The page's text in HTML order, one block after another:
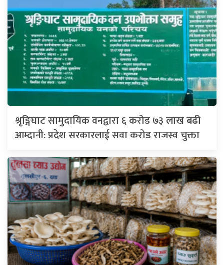
श्रृङ्गिघाट सामुदायिक वनद्वारा ६ करोड ७३ लाख बढी
आम्दानी: प्रदेश सरकारलाई सवा करोड राजस्व चुक्ता